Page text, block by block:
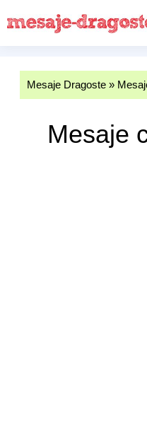
Mesaje Dragoste»
Mesaje